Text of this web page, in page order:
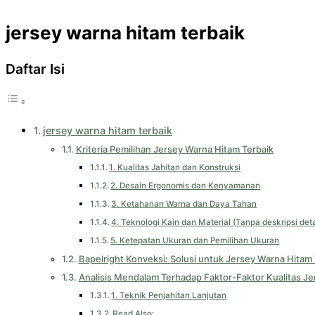
jersey warna hitam terbaik
Daftar Isi
jersey warna hitam terbaik
Kriteria Pemilihan Jersey Warna Hitam Terbaik
1. Kualitas Jahitan dan Konstruksi
2. Desain Ergonomis dan Kenyamanan
3. Ketahanan Warna dan Daya Tahan
4. Teknologi Kain dan Material (Tanpa deskripsi
5. Ketepatan Ukuran dan Pemilihan Ukuran
Bapelright Konveksi: Solusi untuk Jersey Warna Hitam
Analisis Mendalam Terhadap Faktor-Faktor Kualitas
1. Teknik Penjahitan Lanjutan